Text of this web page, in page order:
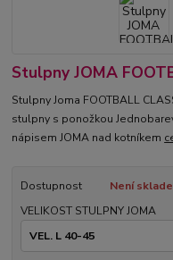
Stulpny JOMA
Stulpny Joma FOOTBALL
stulpny s ponožkou
nápisem JOMA nad kotníkem
Dostupnost
Není
VELIKOST STULPNY JOMA